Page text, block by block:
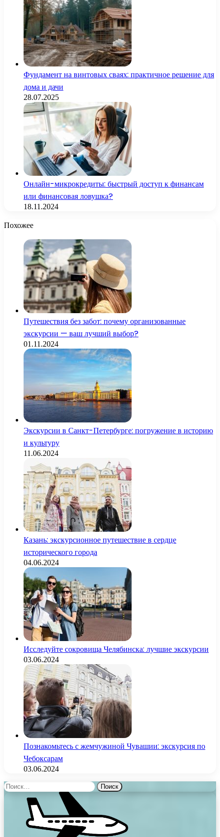
Фундамент на винтовых сваях: практичное решение для
дома и дачи
28.07.2025
Онлайн-микрокредиты: быстрый доступ к финансам
или финансовая ловушка?
18.11.2024
Похожее
Путешествия без забот: почему организованные
экскурсии — ваш лучший выбор?
01.11.2024
Экскурсии в Санкт-Петербурге: погружение в историю
и культуру
11.06.2024
Казань: экскурсионное путешествие в сердце
исторического города
04.06.2024
Исследуйте сокровища Челябинска: лучшие экскурсии
03.06.2024
Познакомьтесь с жемчужиной Чувашии: экскурсия по
Чебоксарам
03.06.2024
Найти: